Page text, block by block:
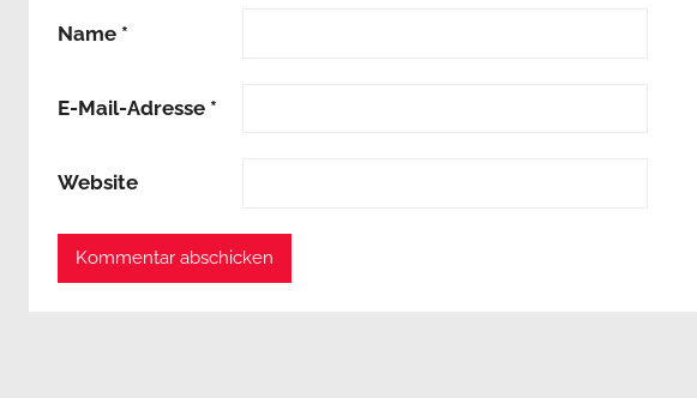
Name *
E-Mail-Adresse *
Website